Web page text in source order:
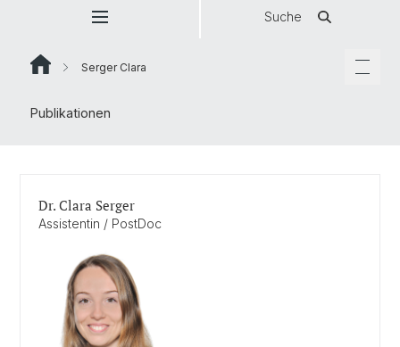
Suche
Serger Clara
Publikationen
Dr. Clara Serger
Assistentin / PostDoc